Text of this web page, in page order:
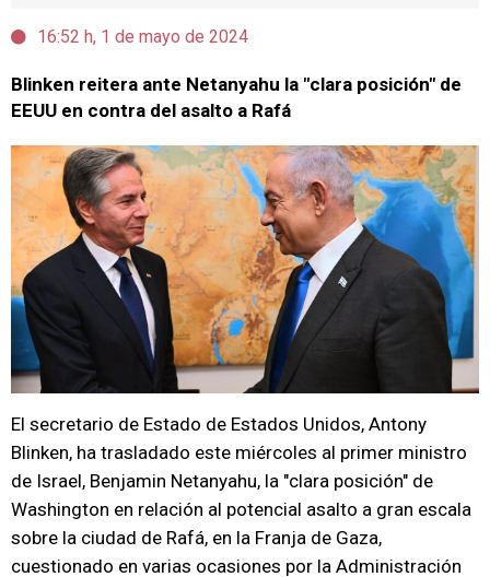
16:52 h, 1 de mayo de 2024
Blinken reitera ante Netanyahu la "clara posición" de
EEUU en contra del asalto a Rafá
El secretario de Estado de Estados Unidos, Antony
Blinken, ha trasladado este miércoles al primer ministro
de Israel, Benjamin Netanyahu, la "clara posición" de
Washington en relación al potencial asalto a gran escala
sobre la ciudad de Rafá, en la Franja de Gaza,
cuestionado en varias ocasiones por la Administración